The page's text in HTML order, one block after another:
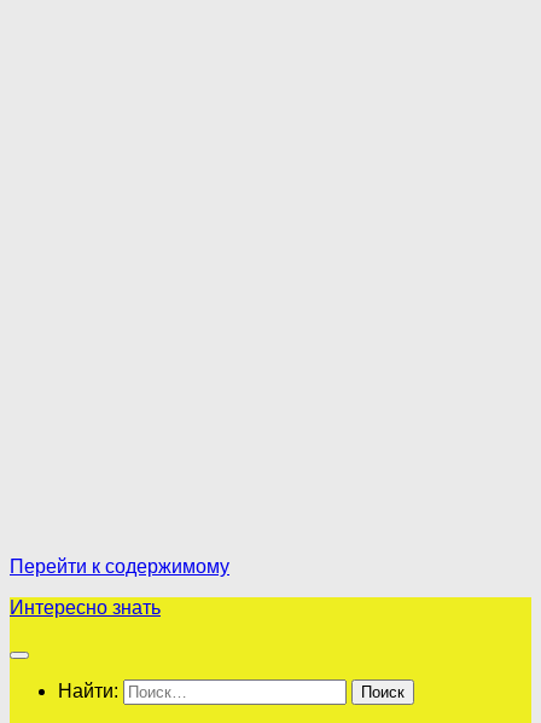
Перейти к содержимому
Интересно знать
Найти: